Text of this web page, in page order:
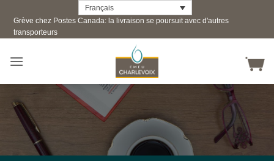
content
Français
Grève chez Postes Canada: la livraison se poursuit avec d'autres
transporteurs